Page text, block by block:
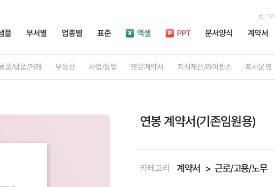
플 부서별 업종별 표준 엑셀 PPT 문서양식 계약서
로그인
품/납품/거래 부동산 사업/동업 영문계약서 지식재산/라이센스 회사운영
연봉 계약서(기존임원용)
카테고리 계약서 근로/고용/노무